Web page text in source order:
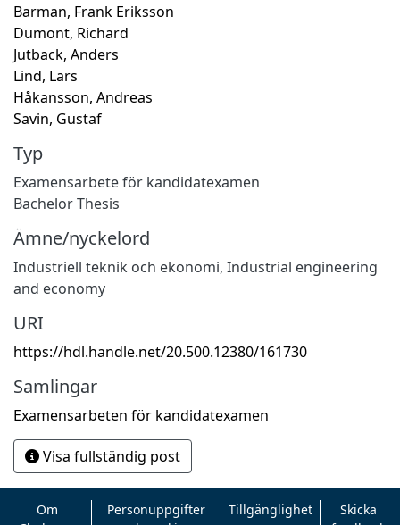
Barman, Frank Eriksson
Dumont, Richard
Jutback, Anders
Lind, Lars
Håkansson, Andreas
Savin, Gustaf
Typ
Examensarbete för kandidatexamen
Bachelor Thesis
Ämne/nyckelord
Industriell teknik och ekonomi, Industrial engineering
and economy
URI
https://hdl.handle.net/20.500.12380/161730
Samlingar
Examensarbeten för kandidatexamen
Visa fullständig post
Om
Personuppgifter
Tillgänglighet
Skicka